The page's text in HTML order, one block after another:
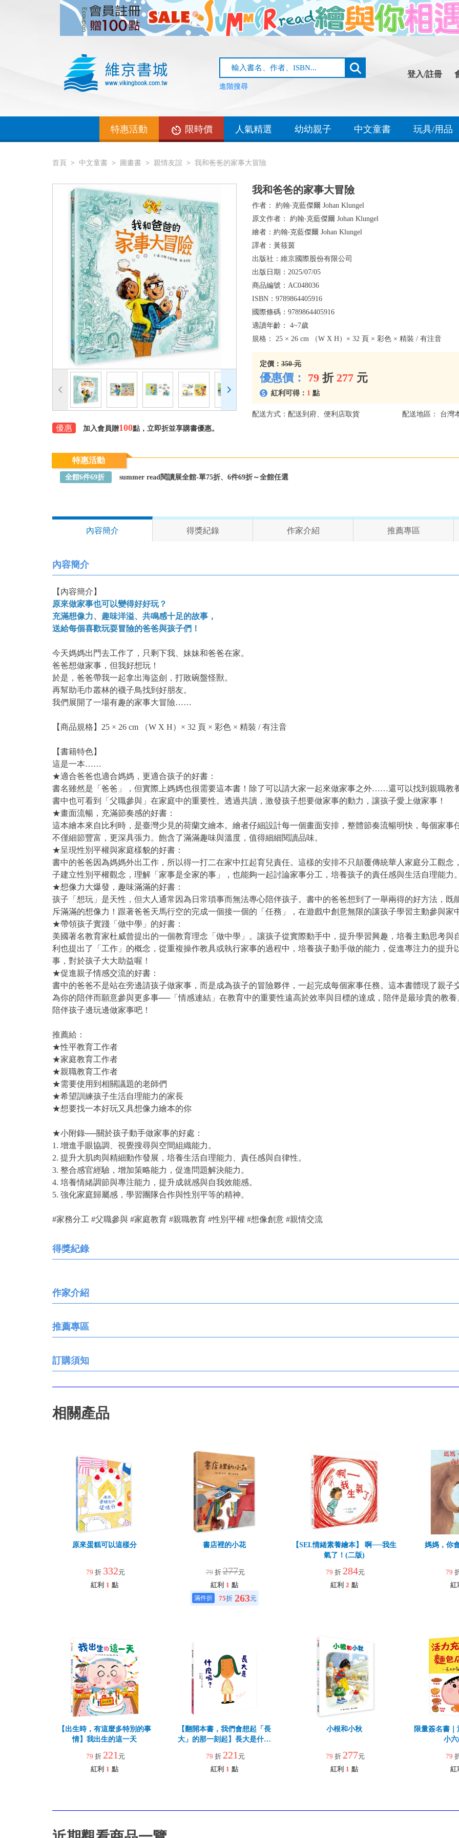
進階搜尋
登入/註冊
特惠活動 限時價 人氣精選 幼幼親子 中文童書 玩具/用品
首頁 中文童書 圖畫書 親情友誼 我和爸爸的家事大冒險
優惠 加入會員贈100點，立即折並享購書優惠。
我和爸爸的家事大冒險
作者： 約翰‧克藍傑爾 Johan Klungel
原文作者： 約翰‧克藍傑爾 Johan Klungel
繪者： 約翰‧克藍傑爾 Johan Klungel
譯者： 黃筱茵
出版社： 維京國際股份有限公司
出版日期： 2025/07/05
商品編號： AC048036
ISBN： 9789864405916
國際條碼： 9789864405916
適讀年齡： 4~7歲
規格： 25 × 26 cm （W X H）× 32 頁 × 彩色 × 精裝 / 有注音
定價： 350 元
優惠價： 79 折 277 元
紅利可得： 1 點
配送方式：配送到府、便利店取貨 配送地區： 台灣
特惠活動
全館6件69折 summer read閱讀展全館-單75折、6件69折～全館任選
內容簡介 得獎紀錄 作家介紹 推薦專區
內容簡介
【內容簡介】
原來做家事也可以變得好好玩？
充滿想像力、趣味洋溢、共鳴感十足的故事，
送給每個喜歡玩耍冒險的爸爸與孩子們！
今天媽媽出門去工作了，只剩下我、妹妹和爸爸在家。
爸爸想做家事，但我好想玩！
於是，爸爸帶我一起拿出海盜劍，打敗碗盤怪獸。
再幫助毛巾叢林的襪子鳥找到好朋友。
我們展開了一場有趣的家事大冒險……
【商品規格】25 × 26 cm （W X H）× 32 頁 × 彩色 × 精裝 / 有注音
【書籍特色】
這是一本……
★適合爸爸也適合媽媽，更適合孩子的好書：
書名雖然是「爸爸」，但實際上媽媽也很需要這本書！除了可以請大家一起來做家事之外……還可以找到親職教
書中也可看到「父職參與」在家庭中的重要性。透過共讀，激發孩子想要做家事的動力，讓孩子愛上做家事！
★畫面流暢，充滿節奏感的好書：
這本繪本來自比利時，是臺灣少見的荷蘭文繪本。繪者仔細設計每一個畫面安排，整體節奏流暢明快，每個家事
不僅細節豐富，更深具張力。飽含了滿滿趣味與溫度，值得細細閱讀品味。
★呈現性別平權與家庭樣貌的好書：
書中的爸爸因為媽媽外出工作，所以得一打二在家中扛起育兒責任。這樣的安排不只顛覆傳統華人家庭分工觀
子建立性別平權觀念，理解「家事是全家的事」，也能夠一起討論家事分工，培養孩子的責任感與生活自理能力。
★想像力大爆發，趣味滿滿的好書：
孩子「想玩」是天性，但大人通常因為日常瑣事而無法專心陪伴孩子。書中的爸爸想到了一舉兩得的好方法，
斥滿滿的想像力！跟著爸爸天馬行空的完成一個接一個的「任務」，在遊戲中創意無限的讓孩子學習主動參與家
★帶領孩子實踐「做中學」的好書：
美國著名教育家杜威曾提出的一個教育理念「做中學」。讓孩子從實際動手中，提升學習興趣，培養主動思考
利也提出了「工作」的概念，從重複操作教具或執行家事的過程中，培養孩子動手做的能力，促進專注力的提
事，對於孩子大大助益喔！
★促進親子情感交流的好書：
書中的爸爸不是站在旁邊請孩子做家事，而是成為孩子的冒險夥伴，一起完成每個家事任務。這本書體現了親子
為你的陪伴而願意參與更多事──「情感連結」在教育中的重要性遠高於效率與目標的達成，陪伴是最珍貴的教養
陪伴孩子邊玩邊做家事吧！
推薦給：
★性平教育工作者
★家庭教育工作者
★親職教育工作者
★需要使用到相關議題的老師們
★希望訓練孩子生活自理能力的家長
★想要找一本好玩又具想像力繪本的你
★小附錄──關於孩子動手做家事的好處：
1. 增進手眼協調、視覺搜尋與空間組織能力。
2. 提升大肌肉與精細動作發展，培養生活自理能力、責任感與自律性。
3. 整合感官經驗，增加策略能力，促進問題解決能力。
4. 培養情緒調節與專注能力，提升成就感與自我效能感。
5. 強化家庭歸屬感，學習團隊合作與性別平等的精神。
#家務分工 #父職參與 #家庭教育 #親職教育 #性別平權 #想像創意 #親情交流
得獎紀錄
作家介紹
推薦專區
訂購須知
相關產品
原來蛋糕可以這樣分
79 折 332元
紅利 1 點
書店裡的小花
79 折277元
紅利 1 點
75折 263元
【SEL情緒素養繪本】 啊──我生
氣了！(二版)
79 折 284元
紅利 2 點
媽媽，你
79
紅
【出生時，有這麼多特別的事
情】我出生的這一天
79 折 221 元
紅利 1 點
【翻開本書，我們會想起「長
大」的那一刻起】長大是什麼
79 折 221 元
紅利 1 點
小根和小秋
79 折 277元
紅利 1 點
限量簽名書
小
79
紅